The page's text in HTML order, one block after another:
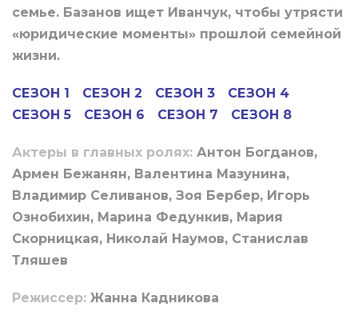
семье. Базанов ищет Иванчук, чтобы утрясти
«юридические моменты» прошлой семейной
жизни.
СЕЗОН 1 СЕЗОН 2 СЕЗОН 3
СЕЗОН 4
СЕЗОН 5
СЕЗОН 6 СЕЗОН 7 СЕЗОН 8
Актеры в главных ролях: Антон Богданов,
Армен Бежанян, Валентина Мазунина,
Владимир Селиванов, Зоя Бербер, Игорь
Ознобихин, Марина Федункив, Мария
Скорницкая, Николай Наумов, Станислав
Тляшев
Режиссер: Жанна Кадникова